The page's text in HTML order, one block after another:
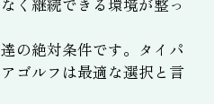
く継続できる環境が整っ
の絶対条件です。タイパ
ゴルフは最適な選択と言